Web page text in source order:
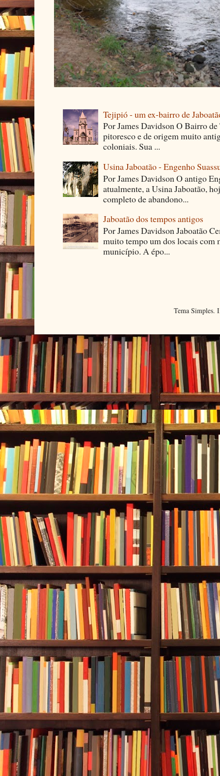
Tejipió - um ex-bairro de
Por James Davidson O Bairro
pitoresco e de origem muito
coloniais. Sua ...
Usina Jaboatão - Engenho
Por James Davidson O antigo
atualmente, a Usina Jaboatão,
completo de abandono...
Jaboatão dos tempos antigos
Por James Davidson Jaboatão
muito tempo um dos locais com
município. A épo...
Tema Simples.